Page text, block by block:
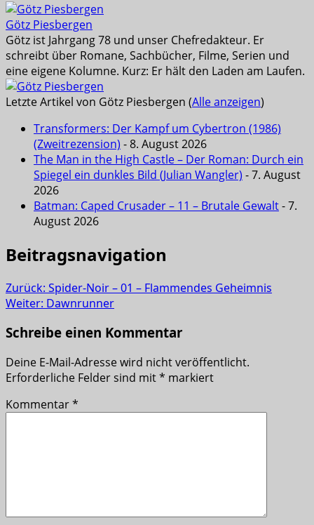
Götz Piesbergen
Götz ist Jahrgang 78 und unser Chefredakteur. Er
schreibt über Romane, Sachbücher, Filme, Serien und
eine eigene Kolumne. Kurz: Er hält den Laden am Laufen.
Letzte Artikel von Götz Piesbergen (Alle anzeigen)
Transformers: Der Kampf um Cybertron (1986)
(Zweitrezension) - 8. August 2026
The Man in the High Castle – Der Roman: Durch ein
Spiegel ein dunkles Bild (Julian Wangler) - 7. August
2026
Batman: Caped Crusader – 11 – Brutale Gewalt- 7.
August 2026
Beitragsnavigation
Zurück: Spider-Noir – 01 – Flammendes Geheimnis
Weiter: Dawnrunner
Schreibe einen Kommentar
Deine E-Mail-Adresse wird nicht veröffentlicht.
Erforderliche Felder sind mit* markiert
Kommentar*